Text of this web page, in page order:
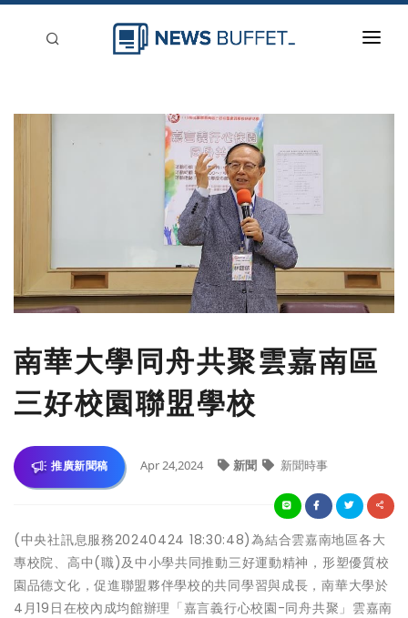
南華大學同舟共聚雲嘉南區
三好校園聯盟學校
推廣新聞稿 Apr 24,2024 新聞 新聞時事
(中央社訊息服務20240424 18:30:48)為結合雲嘉南地區各大
專校院、高中(職)及中小學共同推動三好運動精神，形塑優質校
園品德文化，促進聯盟夥伴學校的共同學習與成長，南華大學於
4月19日在校內成均館辦理「嘉言義行心校園-同舟共聚」雲嘉南